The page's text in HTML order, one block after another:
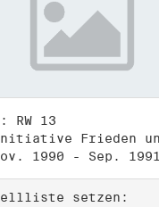
RW 13
1990 - Sep. 1991
setzen: